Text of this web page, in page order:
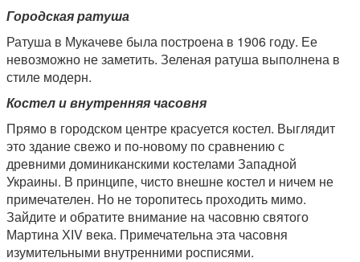
Городская ратуша
Ратуша в Мукачеве была построена в 1906 году. Ее
невозможно не заметить. Зеленая ратуша выполнена в
стиле модерн.
Костел и внутренняя часовня
Прямо в городском центре красуется костел. Выглядит
это здание свежо и по-новому по сравнению с
древними доминиканскими костелами Западной
Украины. В принципе, чисто внешне костел и ничем не
примечателен. Но не торопитесь проходить мимо.
Зайдите и обратите внимание на часовню святого
Мартина ХІV века. Примечательна эта часовня
изумительными внутренними росписями.